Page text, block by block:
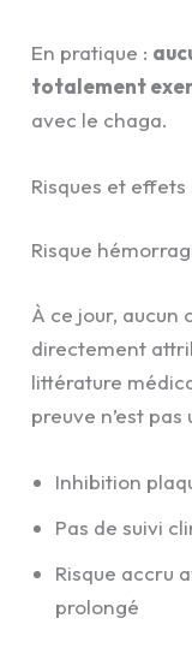
En pratique :
totalement
avec le chaga.
Risques et
Risque
À ce jour, aucun
directement
littérature
preuve n’est
Inhibition
Pas de suivi
Risque accru
prolongé